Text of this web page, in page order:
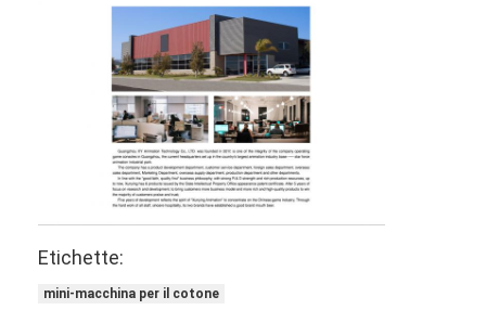
Etichette:
mini-macchina per il cotone